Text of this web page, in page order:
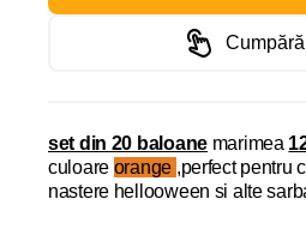
set din 20 baloanemarimea
culoare orange ,perfect pentru
nastere hellooween si alte